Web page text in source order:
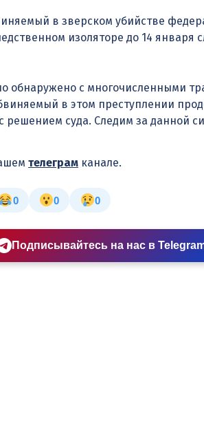
в зверском убийстве
изоляторе до 14 января
обнаружено с многочисленными
в этом преступлении
решением суда. Следим за данной
телеграм канале.
0 0 0
Подписывайтесь на нас в